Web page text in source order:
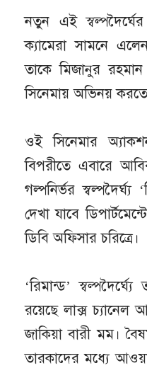
নতুন এই
ক্যামেরা সামনে
তাকে মিজানুর রহমান
সিনেমায় অভিনয়
ওই সিনেমার
বিপরীতে এবারে
গল্পনির্ভর স্বল্পদৈর্ঘ্য
দেখা যাবে
ডিবি অফিসার চরিত্রে।
‘রিমান্ড’
রয়েছে লাক্স চ্যানেল
জাকিয়া বারী মম।
তারকাদের মধ্যে